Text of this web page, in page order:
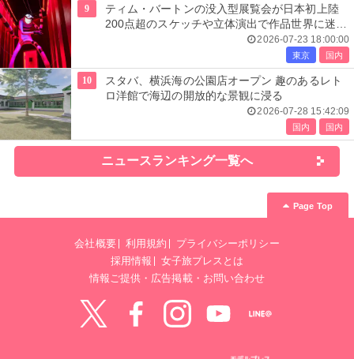
9
ティム・バートンの没入型展覧会が日本初上陸
200点超のスケッチや立体演出で作品世界に迷い
2026-07-23 18:00:00
東京 国内
10
スタバ、横浜海の公園店オープン 趣のあるレト
ロ洋館で海辺の開放的な景観に浸る
2026-07-28 15:42:09
国内 国内
ニュースランキング一覧へ
Page Top
会社概要 利用規約
プライバシーポリシー
採用情報
女子旅プレスとは
情報ご提供・広告掲載・お問い合わせ